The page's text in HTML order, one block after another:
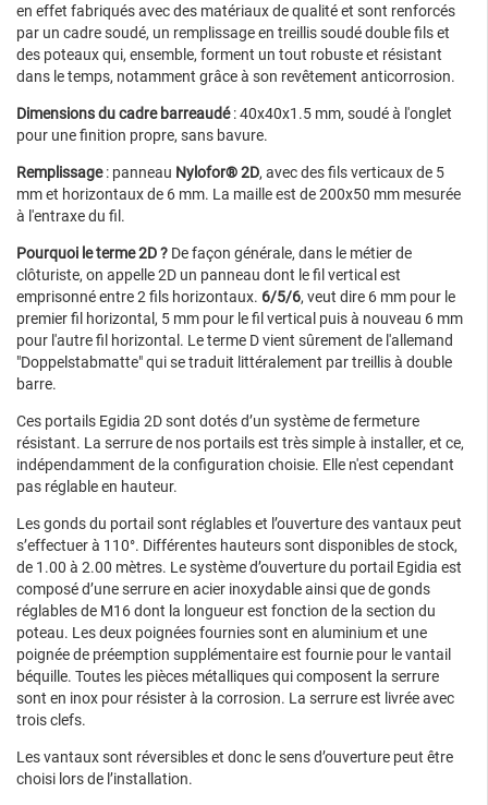
en effet fabriqués avec des matériaux de qualité et sont renforcés
par un cadre soudé, un remplissage en treillis soudé double fils et
des poteaux qui, ensemble, forment un tout robuste et résistant
dans le temps, notamment grâce à son revêtement anticorrosion.
Dimensions du cadre barreaudé: 40x40x1.5 mm, soudé à l'onglet
pour une finition propre, sans bavure.
Remplissage: panneau Nylofor® 2D, avec des fils verticaux de 5
mm et horizontaux de 6 mm. La maille est de 200x50 mm mesurée
à l'entraxe du fil.
Pourquoi le terme 2D ? De façon générale, dans le métier de
clôturiste, on appelle 2D un panneau dont le fil vertical est
emprisonné entre 2 fils horizontaux. 6/5/6, veut dire 6 mm pour le
premier fil horizontal, 5 mm pour le fil vertical puis à nouveau 6 mm
pour l'autre fil horizontal. Le terme D vient sûrement de l'allemand
"Doppelstabmatte" qui se traduit littéralement par treillis à double
barre.
Ces portails Egidia 2D sont dotés d’un système de fermeture
résistant. La serrure de nos portails est très simple à installer, et ce,
indépendamment de la configuration choisie. Elle n'est cependant
pas réglable en hauteur.
Les gonds du portail sont réglables et l’ouverture des vantaux peut
s’effectuer à 110°. Différentes hauteurs sont disponibles de stock,
de 1.00 à 2.00 mètres. Le système d’ouverture du portail Egidia est
composé d’une serrure en acier inoxydable ainsi que de gonds
réglables de M16 dont la longueur est fonction de la section du
poteau. Les deux poignées fournies sont en aluminium et une
poignée de préemption supplémentaire est fournie pour le vantail
béquille. Toutes les pièces métalliques qui composent la serrure
sont en inox pour résister à la corrosion. La serrure est livrée avec
trois clefs.
Les vantaux sont réversibles et donc le sens d’ouverture peut être
choisi lors de l’installation.